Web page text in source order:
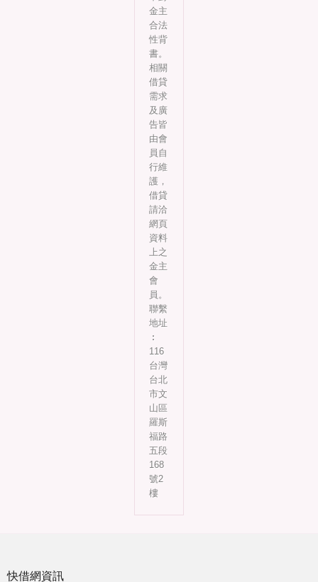
金主
合法
性背
書。
相關
借貸
需求
及廣
告皆
由會
員自
行維
護，
借貸
請洽
網頁
資料
上之
金主
會
員。
聯繫
地址
︰
116
台灣
台北
市文
山區
羅斯
福路
五段
168
號2
樓
快借網資訊